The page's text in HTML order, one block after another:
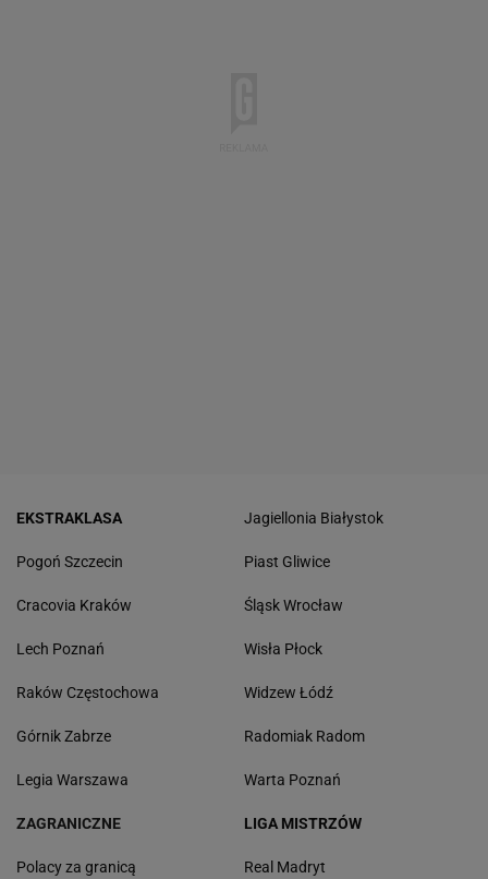
EKSTRAKLASA
Pogoń Szczecin
Cracovia Kraków
Lech Poznań
Raków Częstochowa
Górnik Zabrze
Legia Warszawa
Jagiellonia Białystok
Piast Gliwice
Śląsk Wrocław
Wisła Płock
Widzew Łódź
Radomiak Radom
Warta Poznań
ZAGRANICZNE
Polacy za granicą
LIGA MISTRZÓW
Real Madryt